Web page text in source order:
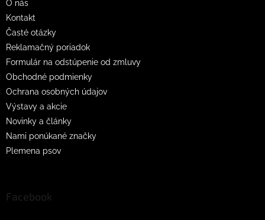
O nás
Kontakt
Časté otázky
Reklamačný poriadok
Formulár na odstúpenie od zmluvy
Obchodné podmienky
Ochrana osobných údajov
Výstavy a akcie
Novinky a články
Nami ponúkané značky
Plemena psov
Facebook